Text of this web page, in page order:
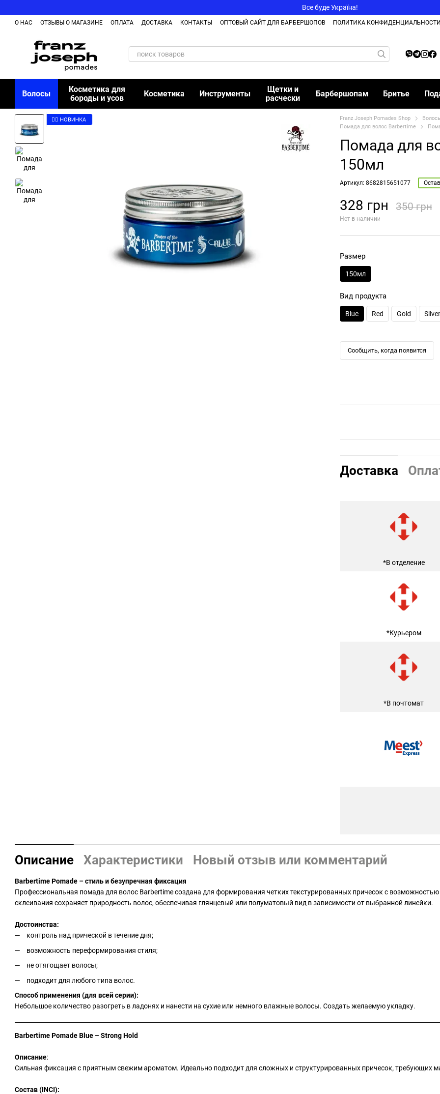
Все буде Україна!
О НАС ОТЗЫВЫ О МАГАЗИНЕ ОПЛАТА ДОСТАВКА КОНТАКТЫ ОПТОВЫЙ САЙТ ДЛЯ БАРБЕРШОПОВ ПОЛИТИКА
Волосы
Косметика для
бороды и усов
Косметика Инструменты
Щетки и
расчески
Барбершопам Бритье
👉🏻 НОВИНКА Franz Joseph Pomades Shop
Помада для волос Barbertime
Помада для
150мл
Артикул: 8682815651077
328 грн 350 грн
Нет в наличии
Размер
150мл
Вид продукта
Blue Red Gold Silver
Сообщить, когда появится
Доставка
*В отделение
*Курьером
*В почтомат
Описание Характеристики Новый отзыв или комментарий
Barbertime Pomade – стиль и безупречная фиксация
Профессиональная помада для волос Barbertime создана для формирования четких текстурированных причесок с
склеивания сохраняет природность волос, обеспечивая глянцевый или полуматовый вид в зависимости от выбранной линейки.
Достоинства:
контроль над прической в ​​течение дня;
возможность переформирования стиля;
не отягощает волосы;
подходит для любого типа волос.
Способ применения (для всей серии):
Небольшое количество разогреть в ладонях и нанести на сухие или немного влажные волосы. Создать желаемую укладку.
Barbertime Pomade Blue – Strong Hold
Описание:
Сильная фиксация с приятным свежим ароматом. Идеально подходит для сложных и структурированных причесок, требующих
Состав (INCI):